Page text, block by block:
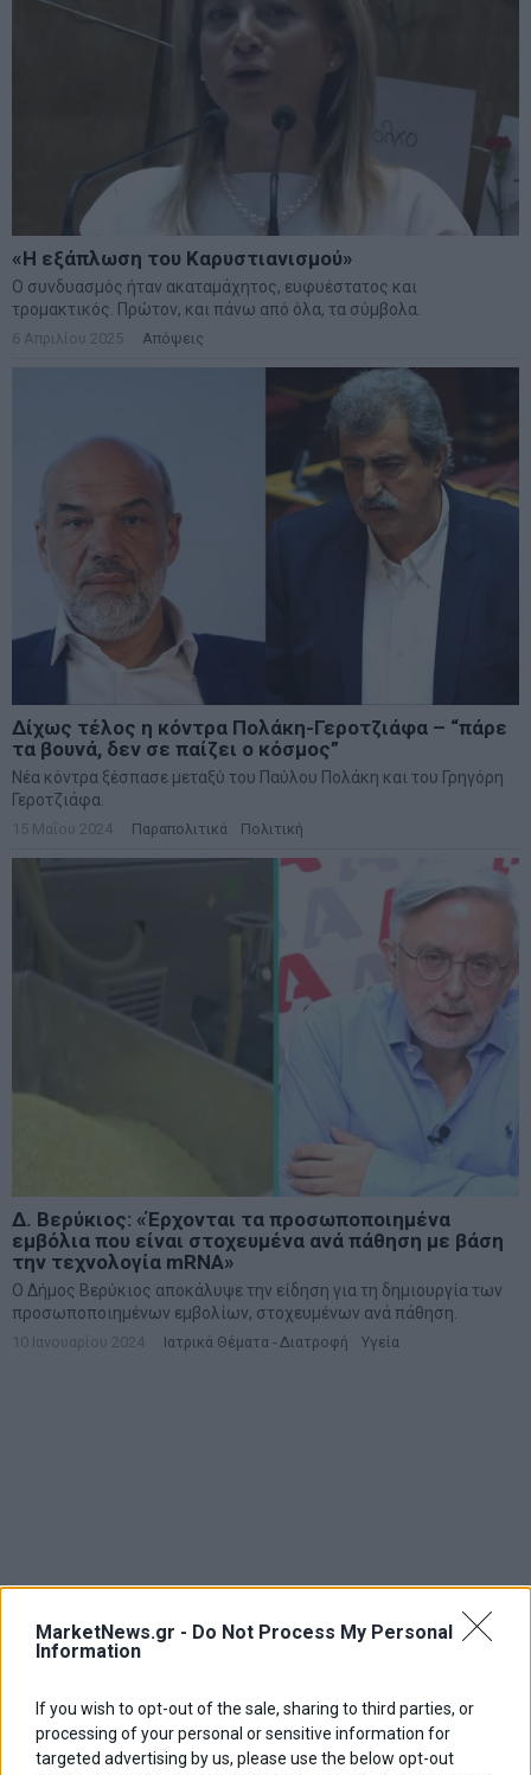
MarketNews.gr - Do Not Process My Personal
Information
If you wish to opt-out of the sale, sharing to third parties, or
processing of your personal or sensitive information for
targeted advertising by us, please use the below opt-out
«Η εξάπλωση του Καρυστιανισμού»
Ο συνδυασμός ήταν ακαταμάχητος, ευφυέστατος και
τρομακτικός. Πρώτον, και πάνω από όλα, τα σύμβολα.
6 Απριλίου 2025 Απόψεις
Δίχως τέλος η κόντρα Πολάκη-Γεροτζιάφα – “πάρε
τα βουνά, δεν σε παίζει ο κόσμος”
Νέα κόντρα ξέσπασε μεταξύ του Παύλου Πολάκη και του Γρηγόρη
Γεροτζιάφα.
15 Μαΐου 2024 Παραπολιτικά Πολιτική
Δ. Βερύκιος: «Έρχονται τα προσωποποιημένα
εμβόλια που είναι στοχευμένα ανά πάθηση με βάση
την τεχνολογία mRNA»
Ο Δήμος Βερύκιος αποκάλυψε την είδηση για τη δημιουργία των
προσωποποιημένων εμβολίων, στοχευμένων ανά πάθηση.
10 Ιανουαρίου 2024 Ιατρικά Θέματα - Διατροφή Υγεία